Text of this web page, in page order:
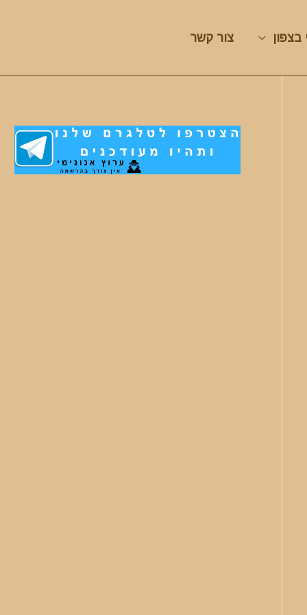
בצפון צור קשר